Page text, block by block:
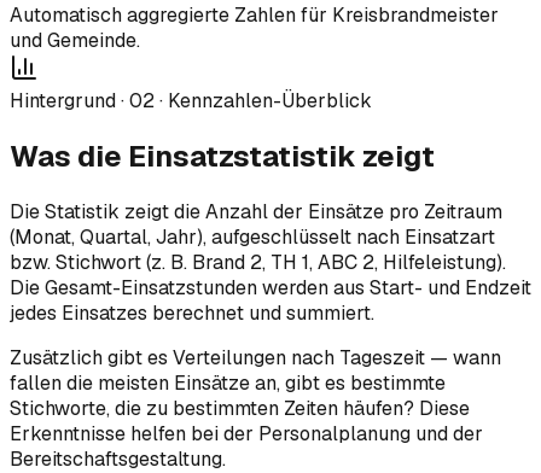
Automatisch aggregierte Zahlen für Kreisbrandmeister
und Gemeinde.
Hintergrund ·02· Kennzahlen-Überblick
Was die Einsatzstatistik zeigt
Die Statistik zeigt die Anzahl der Einsätze pro Zeitraum
(Monat, Quartal, Jahr), aufgeschlüsselt nach Einsatzart
bzw. Stichwort (z. B. Brand 2, TH 1, ABC 2, Hilfeleistung).
Die Gesamt-Einsatzstunden werden aus Start- und Endzeit
jedes Einsatzes berechnet und summiert.
Zusätzlich gibt es Verteilungen nach Tageszeit — wann
fallen die meisten Einsätze an, gibt es bestimmte
Stichworte, die zu bestimmten Zeiten häufen? Diese
Erkenntnisse helfen bei der Personalplanung und der
Bereitschaftsgestaltung.